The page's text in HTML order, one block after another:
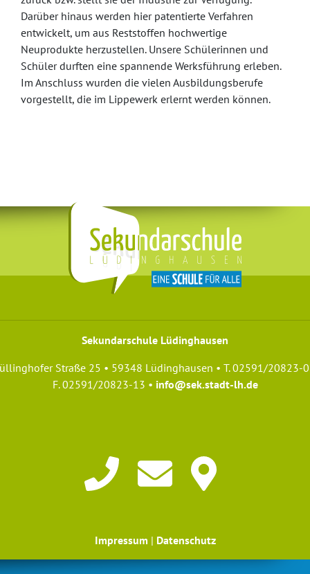
Darüber hinaus werden hier patentierte Verfahren
entwickelt, um aus Reststoffen hochwertige
Neuprodukte herzustellen. Unsere Schülerinnen und
Schüler durften eine spannende Werksführung erleben.
Im Anschluss wurden die vielen Ausbildungsberufe
vorgestellt, die im Lippewerk erlernt werden können.
Sekundarschule Lüdinghausen
Straße 25 • 59348 Lüdinghausen • T. 02591/20823-0
F. 02591/20823-13 • info@sek.stadt-lh.de
Impressum | Datenschutz